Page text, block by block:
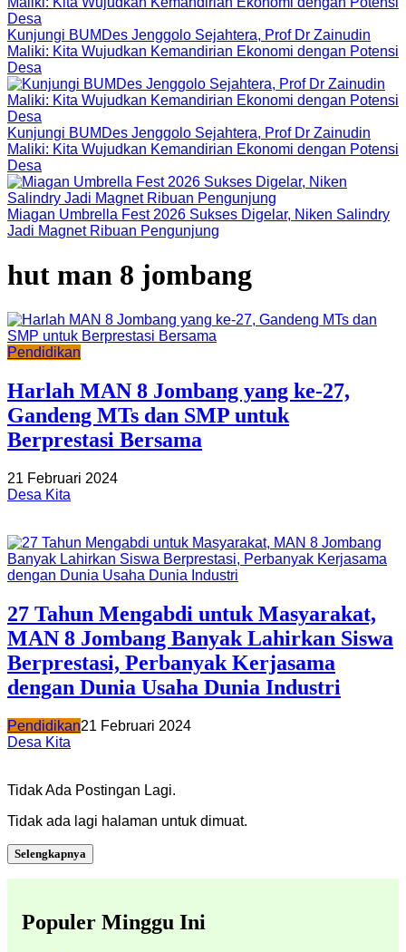
Kunjungi BUMDes Jenggolo Sejahtera, Prof Dr Zainudin
Maliki: Kita Wujudkan Kemandirian Ekonomi dengan Potensi
Desa
Kunjungi BUMDes Jenggolo Sejahtera, Prof Dr Zainudin
Maliki: Kita Wujudkan Kemandirian Ekonomi dengan Potensi
Desa
Miagan Umbrella Fest 2026 Sukses Digelar, Niken Salindry
Jadi Magnet Ribuan Pengunjung
hut man 8 jombang
Pendidikan
Harlah MAN 8 Jombang yang ke-27,
Gandeng MTs dan SMP untuk
Berprestasi Bersama
21 Februari 2024
Desa Kita
27 Tahun Mengabdi untuk Masyarakat,
MAN 8 Jombang Banyak Lahirkan Siswa
Berprestasi, Perbanyak Kerjasama
dengan Dunia Usaha Dunia Industri
Pendidikan21 Februari 2024
Desa Kita
Tidak Ada Postingan Lagi.
Tidak ada lagi halaman untuk dimuat.
Selengkapnya
Populer Minggu Ini